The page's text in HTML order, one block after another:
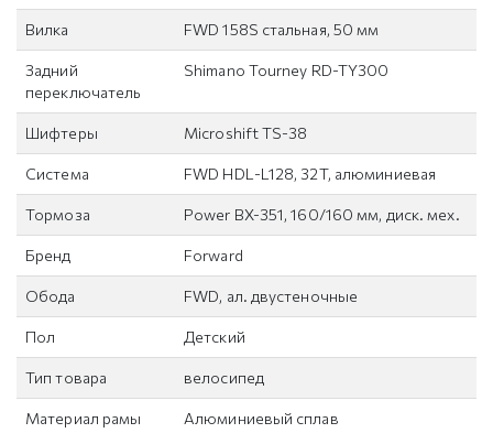
Вилка FWD 158S стальная, 50 мм
Задний
переключатель
Shimano Tourney RD-TY300
Шифтеры Microshift TS-38
Система FWD HDL-L128, 32T, алюминиевая
Тормоза Power BX-351, 160/160 мм, диск. мех.
Бренд Forward
Обода FWD, ал. двустеночные
Пол Детский
Тип товара велосипед
Материал рамы Алюминиевый сплав